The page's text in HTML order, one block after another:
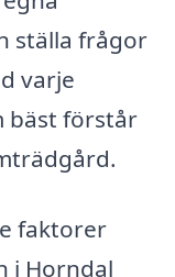
ställa frågor
varje
bäst förstår
faktorer
i Horndal